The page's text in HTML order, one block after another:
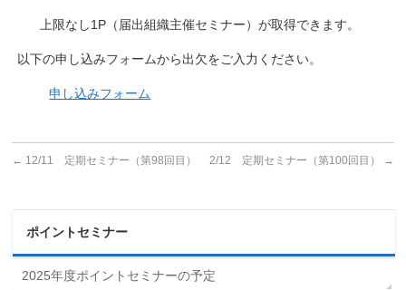
上限なし1P（届出組織主催セミナー）が取得できます。
以下の申し込みフォームから出欠をご入力ください。
申し込みフォーム
← 12/11 定期セミナー（第98回目） 2/12 定期セミナー（第100回目） →
ポイントセミナー
2025年度ポイントセミナーの予定